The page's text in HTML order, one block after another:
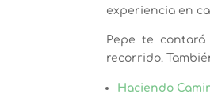
experiencia en
Pepe te
recorrido.
Haciendo